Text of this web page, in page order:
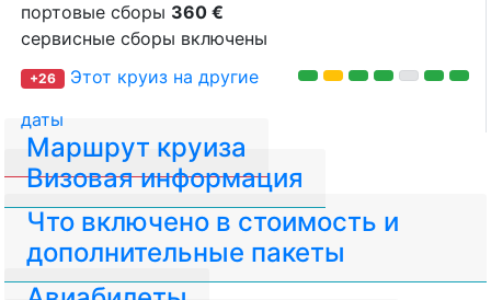
портовые сборы 360 €
сервисные сборы включены
+26
Этот круиз на другие
даты
Маршрут круиза
Визовая информация
Что включено в стоимость и
дополнительные пакеты